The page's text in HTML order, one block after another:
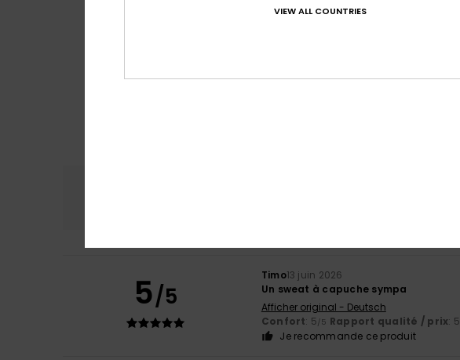
5/5
Timo13 juin 2026
Un sweat à capuche sympa
Afficher original - Deutsch
Confort: 5/5 Rapport qualité / prix: 5
Je recommande ce produit
VIEW ALL COUNTRIES